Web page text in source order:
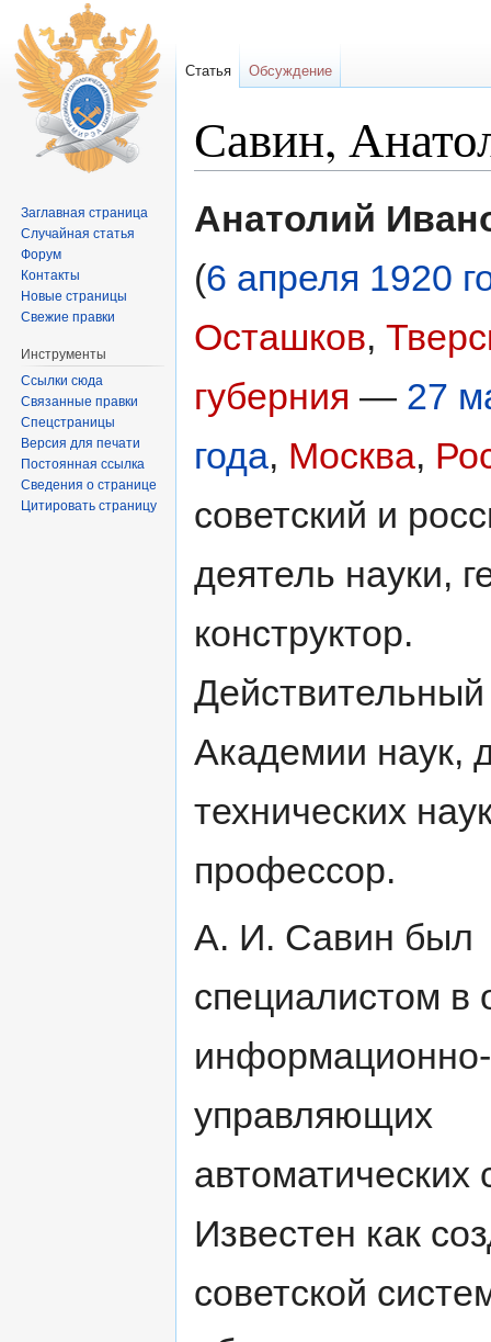
Савин,
Анатолий
(6 апреля 1920
Осташков,
губерния — 27
года, Москва,
советский и
деятель науки,
конструктор.
Академии наук,
технических
профессор.
А. И. Савин был
специалистом в
информационно-
управляющих
автоматических
Известен как
советской
Статья Обсуждение
Заглавная страница
Случайная статья
Форум
Контакты
Новые страницы
Свежие правки
Инструменты
Ссылки сюда
Связанные правки
Спецстраницы
Версия для печати
Постоянная ссылка
Сведения о странице
Цитировать страницу